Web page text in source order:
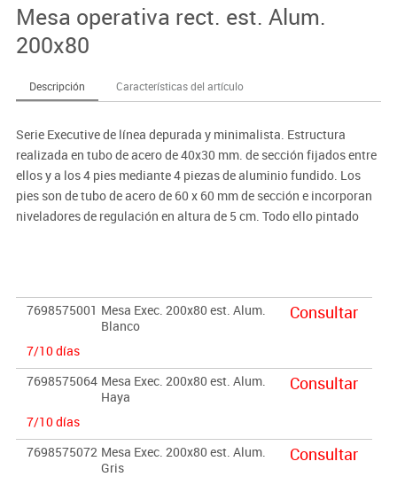
Mesa operativa rect. est. Alum.
200x80
Descripción Características del artículo
Serie Executive de línea depurada y minimalista. Estructura
realizada en tubo de acero de 40x30 mm. de sección fijados entre
ellos y a los 4 pies mediante 4 piezas de aluminio fundido. Los
pies son de tubo de acero de 60 x 60 mm de sección e incorporan
niveladores de regulación en altura de 5 cm. Todo ello pintado
Roble.
·Soporte de CPU metálico
· Faldón metálico(Ver producto)
· Separador de melamina
· Buck colgado de 2 cajones
· Sistema de electrificación(Ver producto)
7698575001 Mesa Exec. 200x80 est. Alum.
Blanco
7/10 días
Consultar
7698575064 Mesa Exec. 200x80 est. Alum.
Haya
7/10 días
Consultar
7698575072 Mesa Exec. 200x80 est. Alum.
Gris
Consultar